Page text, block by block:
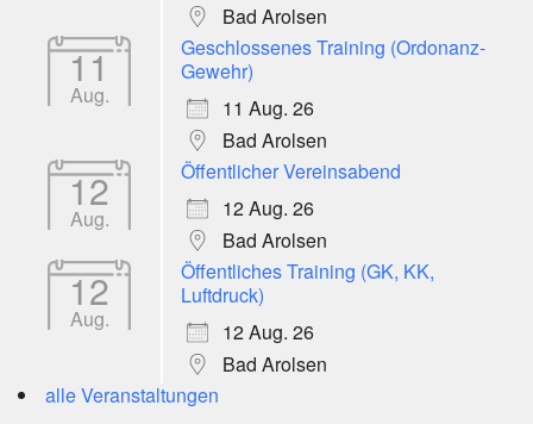
Bad Arolsen
11
Aug.
Geschlossenes Training (Ordonanz-
Gewehr)
11 Aug. 26
Bad Arolsen
12
Aug.
Öffentlicher Vereinsabend
12 Aug. 26
Bad Arolsen
12
Aug.
Öffentliches Training (GK, KK,
Luftdruck)
12 Aug. 26
Bad Arolsen
alle Veranstaltungen